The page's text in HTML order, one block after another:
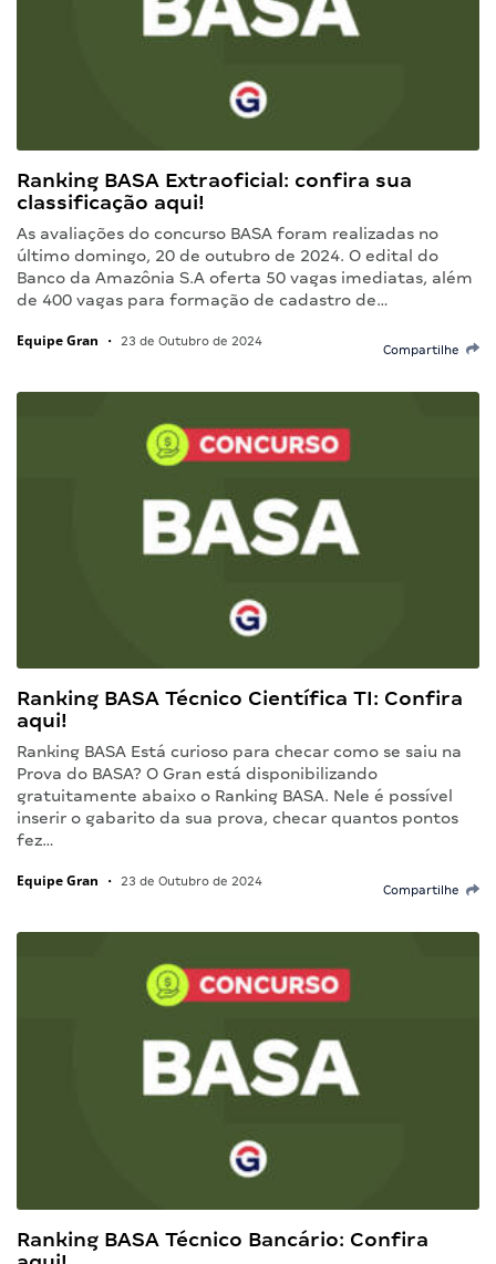
Ranking BASA Extraoficial: confira sua
classificação aqui!
As avaliações do concurso BASA foram realizadas no
último domingo, 20 de outubro de 2024. O edital do
Banco da Amazônia S.A oferta 50 vagas imediatas, além
de 400 vagas para formação de cadastro de…
Equipe Gran • 23 de Outubro de 2024
Compartilhe
Ranking BASA Técnico Científica TI: Confira
aqui!
Ranking BASA Está curioso para checar como se saiu na
Prova do BASA? O Gran está disponibilizando
gratuitamente abaixo o Ranking BASA. Nele é possível
inserir o gabarito da sua prova, checar quantos pontos
fez…
Equipe Gran • 23 de Outubro de 2024
Compartilhe
Ranking BASA Técnico Bancário: Confira